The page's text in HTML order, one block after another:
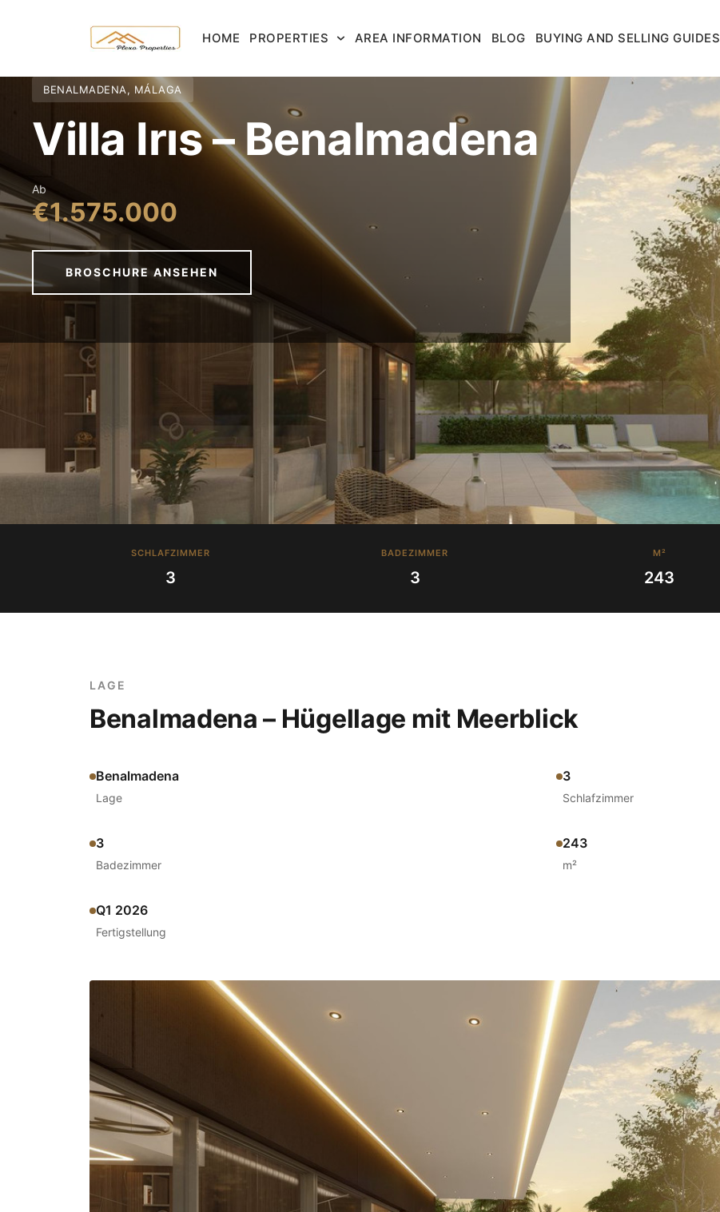
HOME PROPERTIES AREA INFORMATION BLOG BUYING AND SELLING GUIDES
BENALMADENA, MÁLAGA
Villa Irıs – Benalmadena
Ab
€1.575.000
BROSCHURE ANSEHEN
SCHLAFZIMMER
3
BADEZIMMER
3
M²
243
LAGE
Benalmadena – Hügellage mit Meerblick
Benalmadena
Lage
3
Schlafzimmer
3
Badezimmer
243
m²
Q1 2026
Fertigstellung